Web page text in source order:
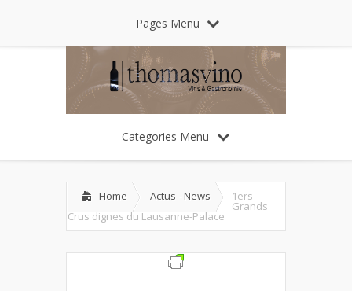
Pages Menu
Categories Menu
Home Actus - News 1ers
Grands
Crus dignes du Lausanne-Palace